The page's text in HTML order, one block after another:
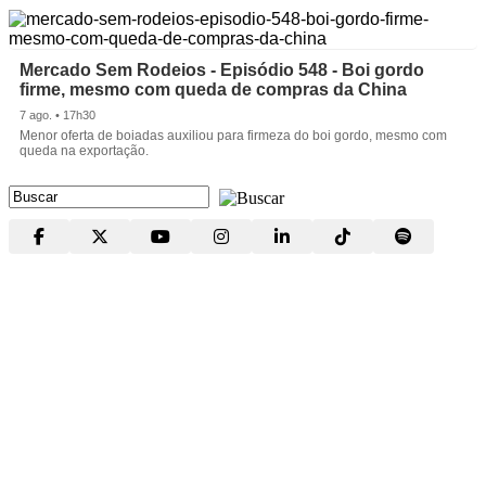
Mercado Sem Rodeios - Episódio 548 - Boi gordo
firme, mesmo com queda de compras da China
7 ago. • 17h30
Menor oferta de boiadas auxiliou para firmeza do boi gordo, mesmo com
queda na exportação.